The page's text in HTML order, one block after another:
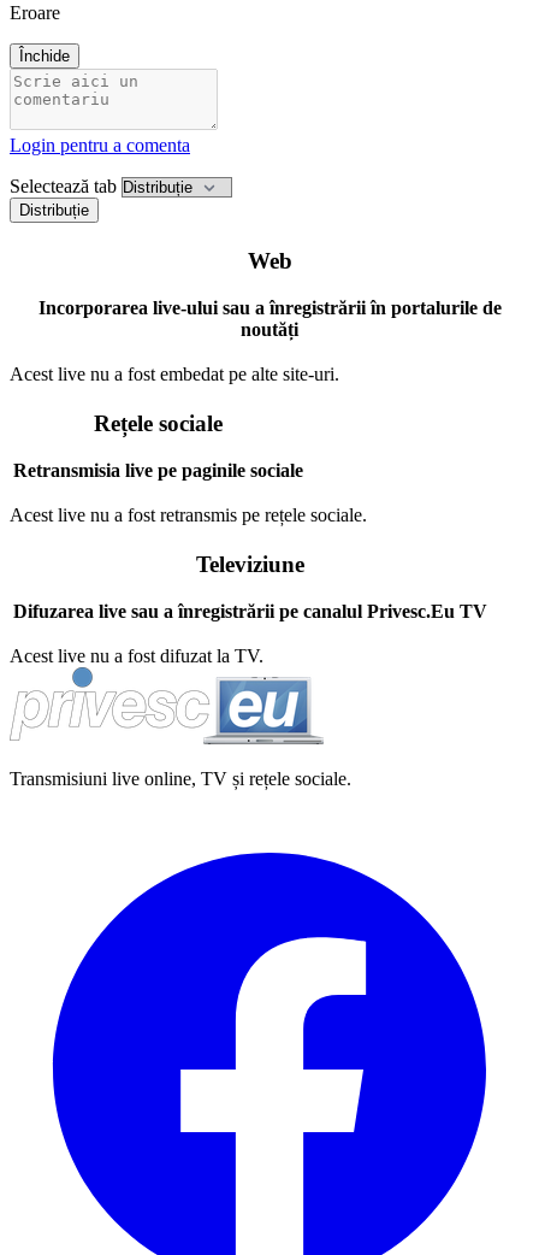
Eroare
Închide
Login pentru a comenta
Selectează tab
Distribuție
Web
Incorporarea live-ului sau a înregistrării în portalurile de
noutăți
Acest live nu a fost embedat pe alte site-uri.
Rețele sociale
Retransmisia live pe paginile sociale
Acest live nu a fost retransmis pe rețele sociale.
Televiziune
Difuzarea live sau a înregistrării pe canalul Privesc.Eu TV
Acest live nu a fost difuzat la TV.
Transmisiuni live online, TV și rețele sociale.